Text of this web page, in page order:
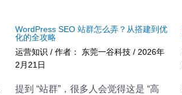
WordPress SEO 站群怎么弄？从搭建到优
化的全攻略
运营知识 / 作者： 东莞一谷科技/2026年
2月21日
提到 “站群”，很多人会觉得这是 “高